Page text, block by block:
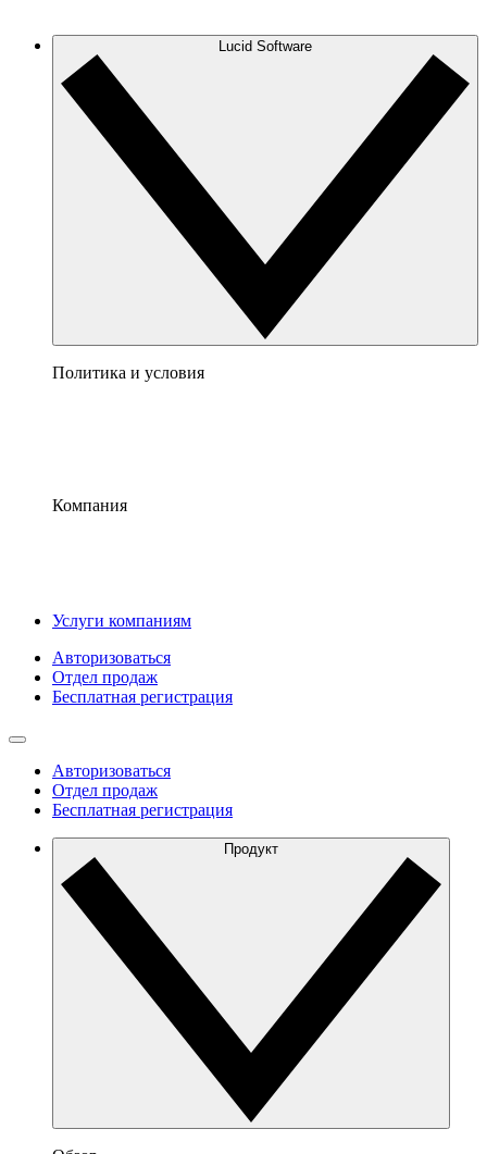
Lucid Software
Политика и условия
Компания
Услуги компаниям
Авторизоваться
Отдел продаж
Бесплатная регистрация
Авторизоваться
Отдел продаж
Бесплатная регистрация
Продукт